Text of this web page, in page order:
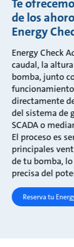
Te
de los
Energy
Energy Check
caudal, la
bomba, junto
directamente
del sistema de
SCADA o
El proceso es
principales
de tu bomba,
precisa del
Reserva tu